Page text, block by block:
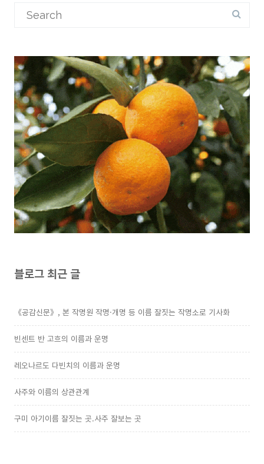
for:
블로그 최근 글
《공감신문》, 본 작명원 작명·개명 등 이름 잘짓는 작명소로 기사화
빈센트 반 고흐의 이름과 운명
레오나르도 다빈치의 이름과 운명
사주와 이름의 상관관계
구미 아기이름 잘짓는 곳.사주 잘보는 곳